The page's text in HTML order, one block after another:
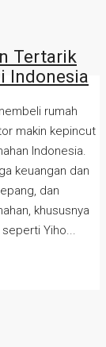
Tertarik
Indonesia
rumah
makin kepincut
Indonesia.
keuangan dan
dan
khususnya
Yiho...